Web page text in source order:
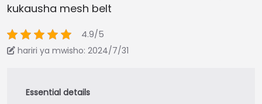
kukausha mesh belt
4.9/5
hariri ya mwisho: 2024/7/31